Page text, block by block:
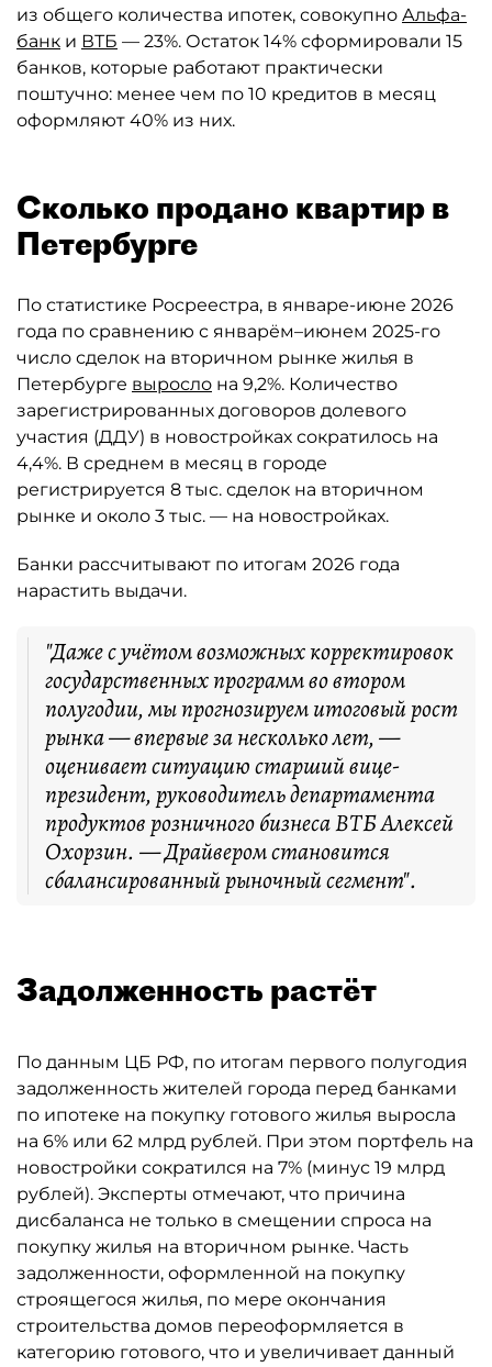
из общего количества ипотек, совокупно Альфа-
банк и ВТБ — 23%. Остаток 14% сформировали 15
банков, которые работают практически
поштучно: менее чем по 10 кредитов в месяц
оформляют 40% из них.
Сколько продано квартир в
Петербурге
По статистике Росреестра, в январе-июне 2026
года по сравнению с январём–июнем 2025-го
число сделок на вторичном рынке жилья в
Петербурге выросло на 9,2%. Количество
зарегистрированных договоров долевого
участия (ДДУ) в новостройках сократилось на
4,4%. В среднем в месяц в городе
регистрируется 8 тыс. сделок на вторичном
рынке и около 3 тыс. — на новостройках.
Банки рассчитывают по итогам 2026 года
нарастить выдачи.
"Даже с учётом возможных корректировок
государственных программ во втором
полугодии, мы прогнозируем итоговый рост
рынка — впервые за несколько лет, —
оценивает ситуацию старший вице-
президент, руководитель департамента
продуктов розничного бизнеса ВТБ Алексей
Охорзин. — Драйвером становится
сбалансированный рыночный сегмент".
Задолженность растёт
По данным ЦБ РФ, по итогам первого полугодия
задолженность жителей города перед банками
по ипотеке на покупку готового жилья выросла
на 6% или 62 млрд рублей. При этом портфель на
новостройки сократился на 7% (минус 19 млрд
рублей). Эксперты отмечают, что причина
дисбаланса не только в смещении спроса на
покупку жилья на вторичном рынке. Часть
задолженности, оформленной на покупку
строящегося жилья, по мере окончания
строительства домов переоформляется в
категорию готового, что и увеличивает данный